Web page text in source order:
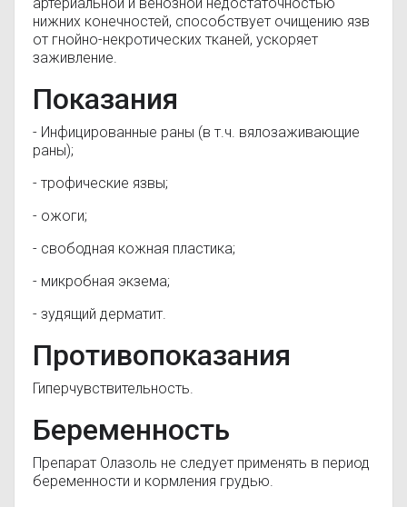
нижних конечностей, способствует очищению язв
от гнойно-некротических тканей, ускоряет
заживление.
Показания
- Инфицированные раны (в т.ч. вялозаживающие
раны);
- трофические язвы;
- ожоги;
- свободная кожная пластика;
- микробная экзема;
- зудящий дерматит.
Противопоказания
Гиперчувствительность.
Беременность
Препарат Олазоль не следует применять в период
беременности и кормления грудью.